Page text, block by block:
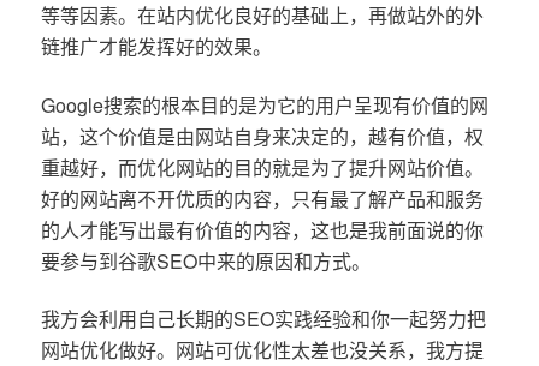
等等因素。在站内优化良好的基础上，再做站外的外
链推广才能发挥好的效果。
Google搜索的根本目的是为它的用户呈现有价值的网
站，这个价值是由网站自身来决定的，越有价值，权
重越好，而优化网站的目的就是为了提升网站价值。
好的网站离不开优质的内容，只有最了解产品和服务
的人才能写出最有价值的内容，这也是我前面说的你
要参与到谷歌SEO中来的原因和方式。
我方会利用自己长期的SEO实践经验和你一起努力把
网站优化做好。网站可优化性太差也没关系，我方提